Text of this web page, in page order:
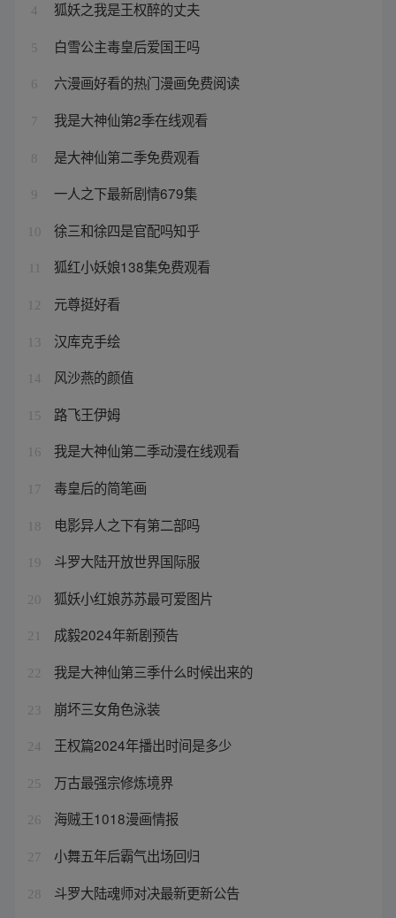
4 狐妖之我是王权醉的丈夫
5 白雪公主毒皇后爱国王吗
6 六漫画好看的热门漫画免费阅读
7 我是大神仙第2季在线观看
8 是大神仙第二季免费观看
9 一人之下最新剧情679集
10 徐三和徐四是官配吗知乎
狐红小妖娘138集免费观看
12 元尊挺好看
13 汉库克手绘
14 风沙燕的颜值
15 路飞王伊姆
16 我是大神仙第二季动漫在线观看
17 毒皇后的简笔画
18 电影异人之下有第二部吗
19 斗罗大陆开放世界国际服
20 狐妖小红娘苏苏最可爱图片
21 成毅2024年新剧预告
22 我是大神仙第三季什么时候出来的
23 崩坏三女角色泳装
24 王权篇2024年播出时间是多少
25 万古最强宗修炼境界
26 海贼王1018漫画情报
27 小舞五年后霸气出场回归
28 斗罗大陆魂师对决最新更新公告